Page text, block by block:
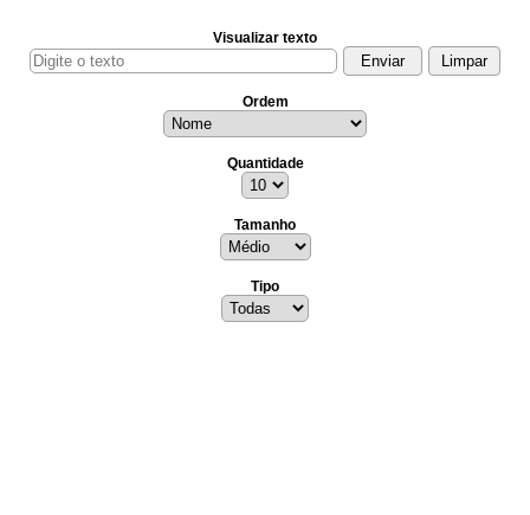
Visualizar texto
Ordem
Quantidade
Tamanho
Tipo